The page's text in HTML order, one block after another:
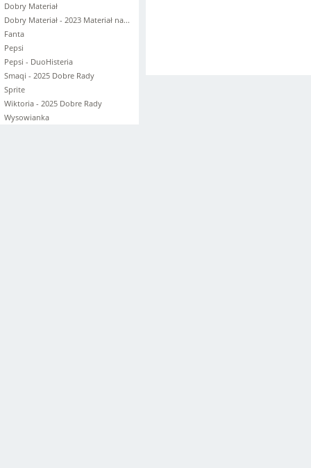
Dobry Materiał
Dobry Materiał - 2023 Materiał na...
Fanta
Pepsi
Pepsi - DuoHisteria
Smaqi - 2025 Dobre Rady
Sprite
Wiktoria - 2025 Dobre Rady
Wysowianka